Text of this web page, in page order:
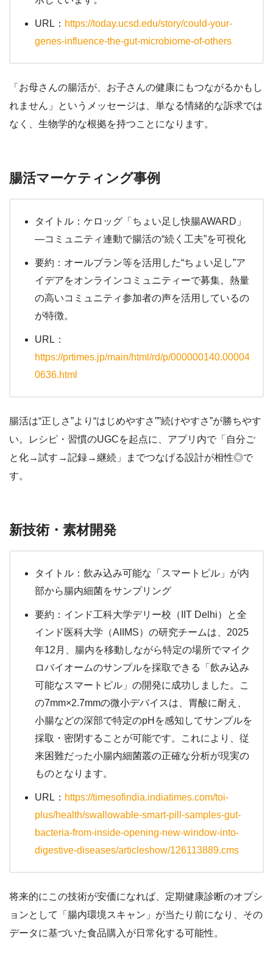
URL： https://today.ucsd.edu/story/could-your-
genes-influence-the-gut-microbiome-of-others
「お母さんの腸活が、お子さんの健康にもつながるかもし
れません」というメッセージは、単なる情緒的な訴求では
なく、生物学的な根拠を持つことになります。
腸活マーケティング事例
タイトル：ケロッグ「ちょい足し快腸AWARD」
—コミュニティ連動で腸活の“続く工夫”を可視化
要約：オールブラン等を活用した“ちょい足し”ア
イデアをオンラインコミュニティーで募集。熱量
の高いコミュニティ参加者の声を活用しているの
が特徴。
URL：
https://prtimes.jp/main/html/rd/p/000000140.00004
0636.html
腸活は“正しさ”より“はじめやすさ””続けやすさ”が勝ちやす
い。レシピ・習慣のUGCを起点に、アプリ内で「自分ご
と化→試す→記録→継続」までつなげる設計が相性◎で
す。
新技術・素材開発
タイトル：飲み込み可能な「スマートピル」が内
部から腸内細菌をサンプリング
要約：インド工科大学デリー校（IIT Delhi）と全
インド医科大学（AIIMS）の研究チームは、2025
年12月、腸内を移動しながら特定の場所でマイク
ロバイオームのサンプルを採取できる「飲み込み
可能なスマートピル」の開発に成功しました。こ
の7mm×2.7mmの微小デバイスは、胃酸に耐え、
小腸などの深部で特定のpHを感知してサンプルを
採取・密閉することが可能です。これにより、従
来困難だった小腸内細菌叢の正確な分析が現実の
ものとなります。
URL： https://timesofindia.indiatimes.com/toi-
plus/health/swallowable-smart-pill-samples-gut-
bacteria-from-inside-opening-new-window-into-
digestive-diseases/articleshow/126113889.cms
将来的にこの技術が安価になれば、定期健康診断のオプシ
ョンとして「腸内環境スキャン」が当たり前になり、その
データに基づいた食品購入が日常化する可能性。